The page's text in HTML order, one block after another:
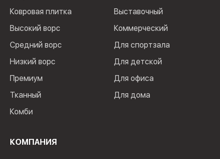
Ковровая плитка
Высокий ворс
Средний ворс
Низкий ворс
Премиум
Тканный
Комби
Выставочный
Коммерческий
Для спортзала
Для детской
Для офиса
Для дома
КОМПАНИЯ